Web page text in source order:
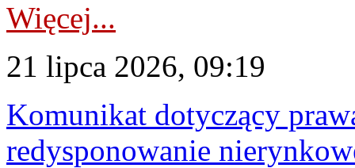
Więcej...
21 lipca 2026, 09:19
Komunikat dotyczący
redysponowanie